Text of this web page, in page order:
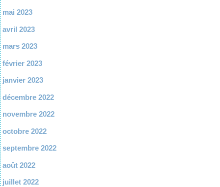
mai 2023
avril 2023
mars 2023
février 2023
janvier 2023
décembre 2022
novembre 2022
octobre 2022
septembre 2022
août 2022
juillet 2022